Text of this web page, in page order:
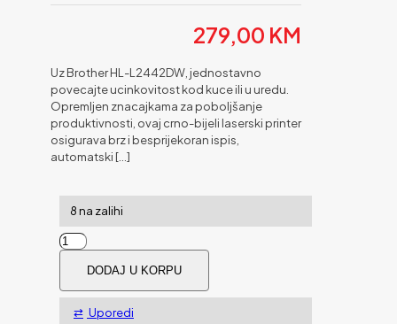
279,00 KM
Uz Brother HL-L2442DW, jednostavno
povecajte ucinkovitost kod kuce ili u uredu.
Opremljen znacajkama za poboljšanje
produktivnosti, ovaj crno-bijeli laserski printer
osigurava brz i besprijekoran ispis,
automatski […]
8 na zalihi
Printer
BROTHER
L2442DW
količina
DODAJ U KORPU
Uporedi